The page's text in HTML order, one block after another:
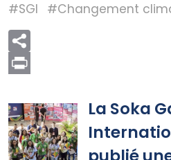
#SGI #Changement
La Soka